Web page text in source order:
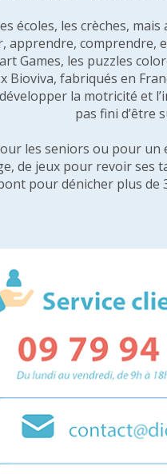
écoles, les crèches,
apprendre,
Games, les puzzles
fabriqués en
la motricité et
pas fini d’être
les seniors ou pour
de jeux pour revoir
pour dénicher plus de